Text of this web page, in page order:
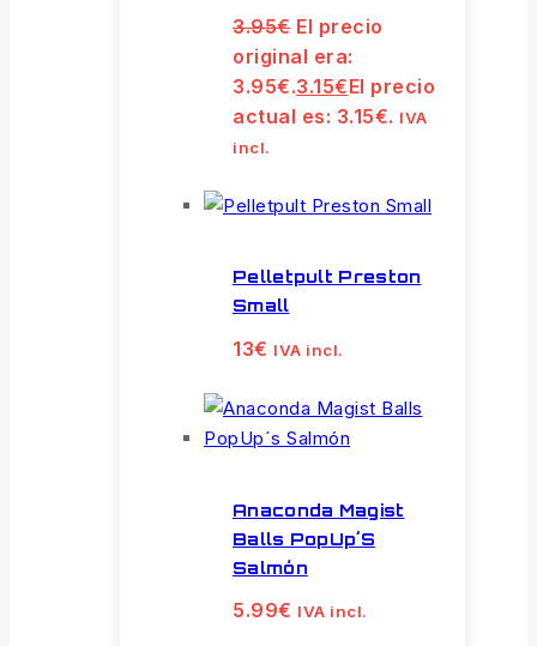
3.95€ El precio
original era:
3.95€.3.15€El precio
actual es: 3.15€. IVA
incl.
Pelletpult Preston
Small
13€ IVA incl.
Anaconda Magist
Balls PopUp´s
Salmón
5.99€ IVA incl.